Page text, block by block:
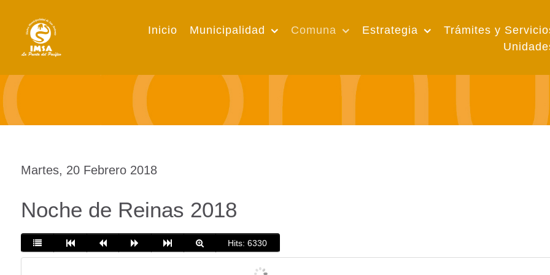
Inicio Municipalidad Comuna Estrategia
Trámites y
Martes, 20 Febrero 2018
Noche de Reinas 2018
Hits: 6330